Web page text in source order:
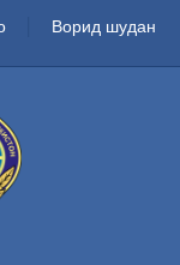
Ворид шудан